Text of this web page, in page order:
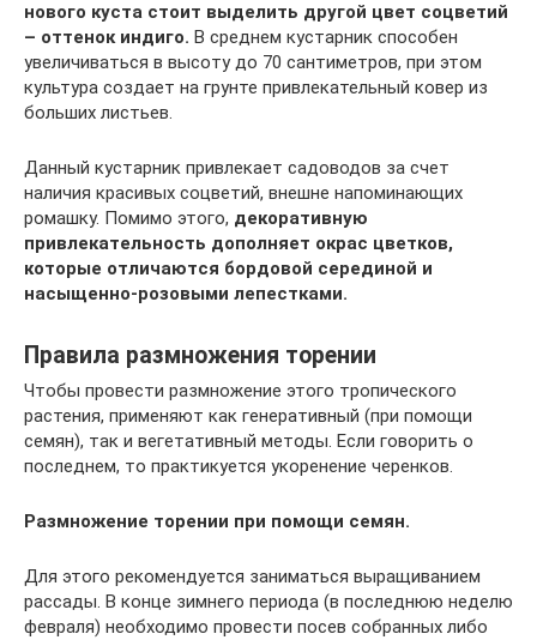
нового куста стоит выделить другой цвет соцветий
– оттенок индиго. В среднем кустарник способен
увеличиваться в высоту до 70 сантиметров, при этом
культура создает на грунте привлекательный ковер из
больших листьев.
Данный кустарник привлекает садоводов за счет
наличия красивых соцветий, внешне напоминающих
ромашку. Помимо этого, декоративную
привлекательность дополняет окрас цветков,
которые отличаются бордовой серединой и
насыщенно-розовыми лепестками.
Правила размножения торении
Чтобы провести размножение этого тропического
растения, применяют как генеративный (при помощи
семян), так и вегетативный методы. Если говорить о
последнем, то практикуется укоренение черенков.
Размножение торении при помощи семян.
Для этого рекомендуется заниматься выращиванием
рассады. В конце зимнего периода (в последнюю неделю
февраля) необходимо провести посев собранных либо